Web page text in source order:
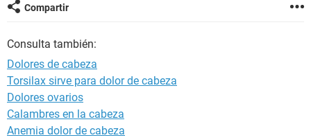
GLOSARIO
Compartir
Consulta también:
Dolores de cabeza
Torsilax sirve para dolor de cabeza
Dolores ovarios
Calambres en la cabeza
Anemia dolor de cabeza